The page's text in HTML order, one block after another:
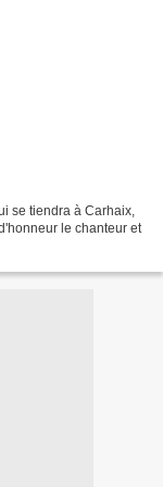
se tiendra à Carhaix,
le chanteur et